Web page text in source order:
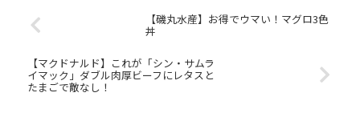
【磯丸水産】お得でウマい！マグロ3色
丼
【マクドナルド】これが「シン・サムラ
イマック」ダブル肉厚ビーフにレタスと
たまごで敵なし！